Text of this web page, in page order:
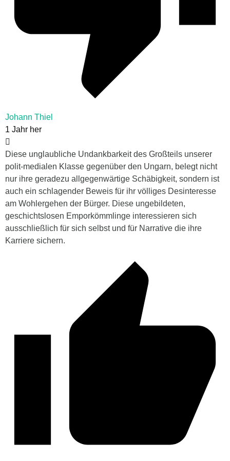
Johann Thiel
1 Jahr her
Diese unglaubliche Undankbarkeit des Großteils unserer
polit-medialen Klasse gegenüber den Ungarn, belegt nicht
nur ihre geradezu allgegenwärtige Schäbigkeit, sondern ist
auch ein schlagender Beweis für ihr völliges Desinteresse
am Wohlergehen der Bürger. Diese ungebildeten,
geschichtslosen Emporkömmlinge interessieren sich
ausschließlich für sich selbst und für Narrative die ihre
Karriere sichern.